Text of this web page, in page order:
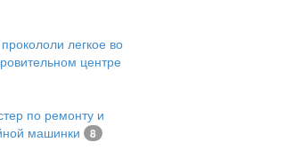
легкое во
центре
по ремонту и
машинки
8